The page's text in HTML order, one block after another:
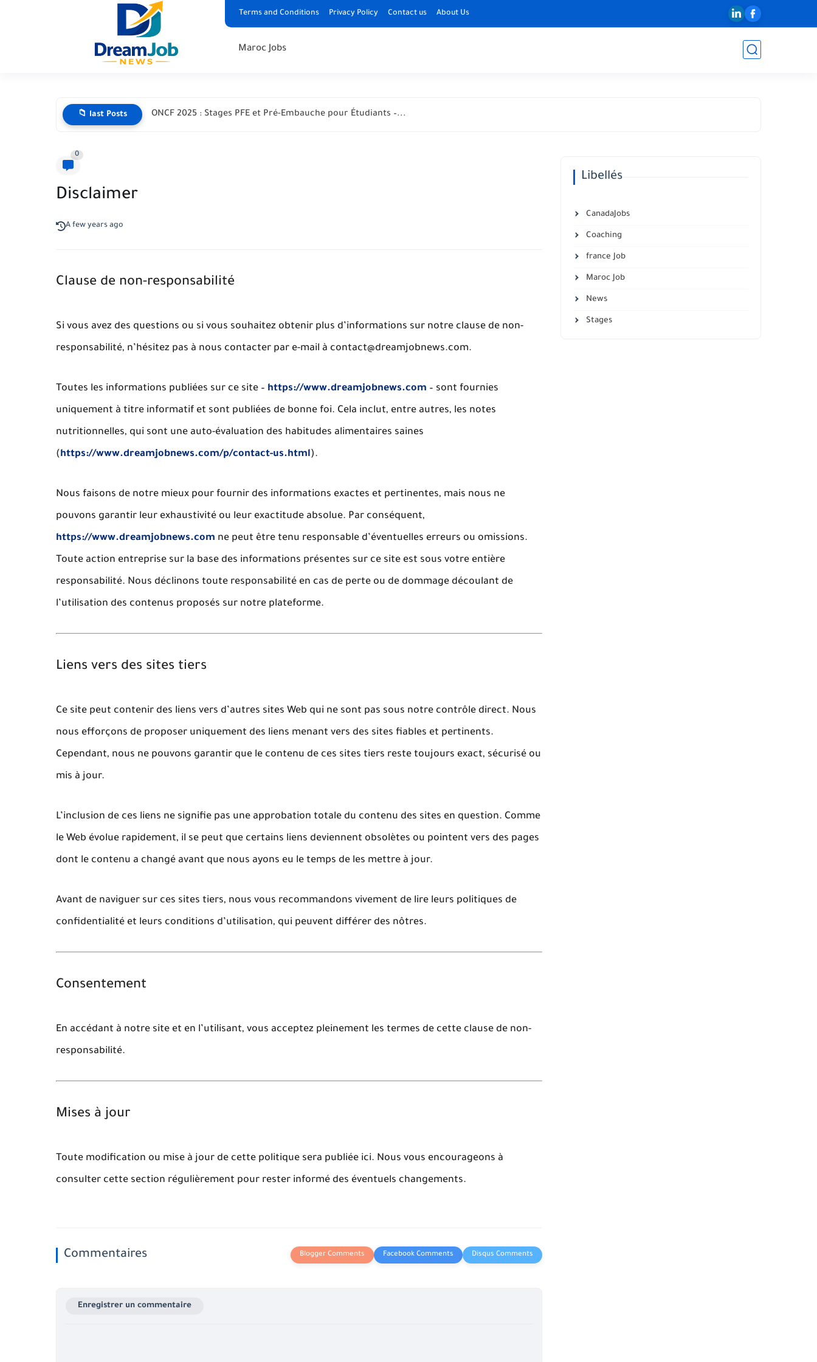
Terms and Conditions Privacy Policy Contact us About Us
Maroc Jobs
📁 last Posts ONCF 2025 : Stages PFE et Pré-Embauche pour Étudiants –...
0
Disclaimer
A few years ago
Clause de non-responsabilité
Si vous avez des questions ou si vous souhaitez obtenir plus d’informations sur notre clause de non-
responsabilité, n’hésitez pas à nous contacter par e-mail à contact@dreamjobnews.com.
Toutes les informations publiées sur ce site – https://www.dreamjobnews.com – sont fournies
uniquement à titre informatif et sont publiées de bonne foi. Cela inclut, entre autres, les notes
nutritionnelles, qui sont une auto-évaluation des habitudes alimentaires saines
(https://www.dreamjobnews.com/p/contact-us.html).
Nous faisons de notre mieux pour fournir des informations exactes et pertinentes, mais nous ne
pouvons garantir leur exhaustivité ou leur exactitude absolue. Par conséquent,
https://www.dreamjobnews.com ne peut être tenu responsable d’éventuelles erreurs ou omissions.
Toute action entreprise sur la base des informations présentes sur ce site est sous votre entière
responsabilité. Nous déclinons toute responsabilité en cas de perte ou de dommage découlant de
l’utilisation des contenus proposés sur notre plateforme.
Liens vers des sites tiers
Ce site peut contenir des liens vers d’autres sites Web qui ne sont pas sous notre contrôle direct. Nous
nous efforçons de proposer uniquement des liens menant vers des sites fiables et pertinents.
Cependant, nous ne pouvons garantir que le contenu de ces sites tiers reste toujours exact, sécurisé ou
mis à jour.
L’inclusion de ces liens ne signifie pas une approbation totale du contenu des sites en question. Comme
le Web évolue rapidement, il se peut que certains liens deviennent obsolètes ou pointent vers des pages
dont le contenu a changé avant que nous ayons eu le temps de les mettre à jour.
Avant de naviguer sur ces sites tiers, nous vous recommandons vivement de lire leurs politiques de
confidentialité et leurs conditions d’utilisation, qui peuvent différer des nôtres.
Consentement
En accédant à notre site et en l’utilisant, vous acceptez pleinement les termes de cette clause de non-
responsabilité.
Mises à jour
Toute modification ou mise à jour de cette politique sera publiée ici. Nous vous encourageons à
consulter cette section régulièrement pour rester informé des éventuels changements.
Commentaires
Enregistrer un commentaire
Libellés
CanadaJobs
Coaching
france Job
Maroc Job
News
Stages